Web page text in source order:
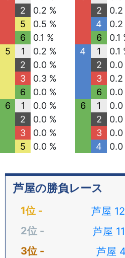
2
0.2 %
5
0.5 %
6
0.1 %
5
1
0.2 %
2
0.0 %
3
0.3 %
6
0.0 %
6
1
0.0 %
2
0.0 %
3
0.0 %
5
0.0 %
2
0.2
4
0.2
6
0.1
4
1
0.1
2
0.0
3
0.2
6
0.0
6
1
0.0
2
0.0
3
0.0
4
0.0
芦屋の勝負レース
芦屋
芦屋
芦屋